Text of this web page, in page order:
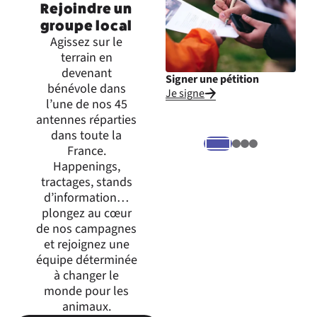
Rejoindre un
groupe local
Agissez sur le
terrain en
devenant
bénévole dans
l’une de nos 45
antennes réparties
dans toute la
France.
Happenings,
tractages, stands
d’information…
plongez au cœur
de nos campagnes
et rejoignez une
équipe déterminée
à changer le
monde pour les
animaux.
Signer une pétition
Je signe